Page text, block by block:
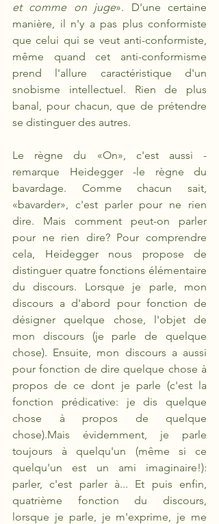
et comme on juge». D'une certaine
manière, il n'y a pas plus conformiste
que celui qui se veut anti-conformiste,
même quand cet anti-conformisme
prend l'allure caractéristique d'un
snobisme intellectuel. Rien de plus
banal, pour chacun, que de prétendre
se distinguer des autres.
Le règne du «On», c'est aussi -
remarque Heidegger -le règne du
bavardage. Comme chacun sait,
«bavarder», c'est parler pour ne rien
dire. Mais comment peut-on parler
pour ne rien dire? Pour comprendre
cela, Heidegger nous propose de
distinguer quatre fonctions élémentaire
du discours. Lorsque je parle, mon
discours a d'abord pour fonction de
désigner quelque chose, l'objet de
mon discours (je parle de quelque
chose). Ensuite, mon discours a aussi
pour fonction de dire quelque chose à
propos de ce dont je parle (c'est la
fonction prédicative: je dis quelque
chose à propos de quelque
chose).Mais évidemment, je parle
toujours à quelqu'un (même si ce
quelqu'un est un ami imaginaire!):
parler, c'est parler à... Et puis enfin,
quatrième fonction du discours,
lorsque je parle, je m'exprime, je me